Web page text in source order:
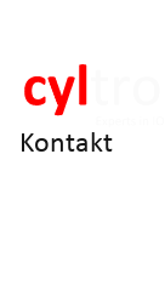
Kontakt